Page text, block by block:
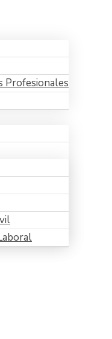
Profesionales